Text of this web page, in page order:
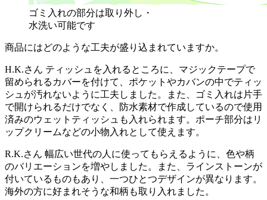
ゴミ入れの部分は取り外し・
水洗い可能です
商品にはどのような工夫が盛り込まれていますか。
H.K.さん ティッシュを入れるところに、マジックテープで
留められるカバーを付けて、ポケットやカバンの中でティッ
シュが汚れないように工夫しました。また、ゴミ入れは片手
で開けられるだけでなく、防水素材で作成しているので使用
済みのウェットティッシュも入れられます。ポーチ部分はリ
ップクリームなどの小物入れとして使えます。
R.K.さん 幅広い世代の人に使ってもらえるように、色や柄
のバリエーションを増やしました。また、ラインストーンが
付いているものもあり、一つひとつデザインが異なります。
海外の方に好まれそうな和柄も取り入れました。